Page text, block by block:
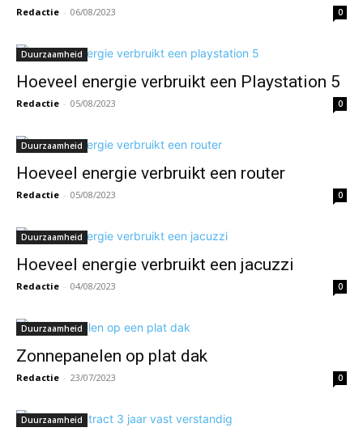
Redactie - 06/08/2023 0
Duurzaamheid
Hoeveel energie verbruikt een Playstation 5
Redactie - 05/08/2023 0
Duurzaamheid
Hoeveel energie verbruikt een router
Redactie - 05/08/2023 0
Duurzaamheid
Hoeveel energie verbruikt een jacuzzi
Redactie - 04/08/2023 0
Duurzaamheid
Zonnepanelen op plat dak
Redactie - 23/07/2023 0
Duurzaamheid